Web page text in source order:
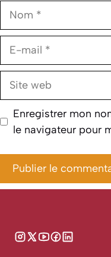
Nom
E-
Site
Enregistrer mon
le navigateur pour